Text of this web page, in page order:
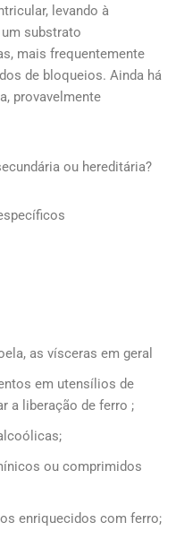
levando à
substrato
mais frequentemente
de bloqueios. Ainda há
provavelmente
ou hereditária?
as vísceras em geral
em utensílios de
a liberação de ferro ;
ou comprimidos
enriquecidos com ferro;